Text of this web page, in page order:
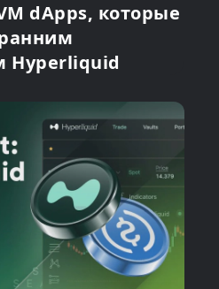
dApps, которые
Hyperliquid